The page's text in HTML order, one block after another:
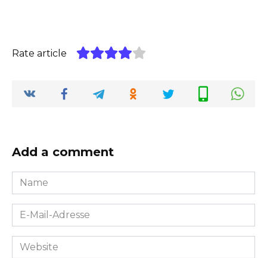
Rate article
Add a comment
Name
*
E-
Mail-
Adresse
Website